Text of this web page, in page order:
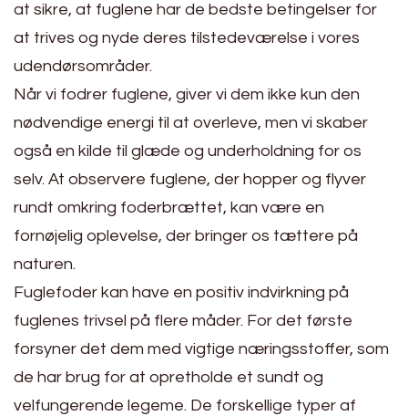
at sikre, at fuglene har de bedste betingelser for
at trives og nyde deres tilstedeværelse i vores
udendørsområder.
Når vi fodrer fuglene, giver vi dem ikke kun den
nødvendige energi til at overleve, men vi skaber
også en kilde til glæde og underholdning for os
selv. At observere fuglene, der hopper og flyver
rundt omkring foderbrættet, kan være en
fornøjelig oplevelse, der bringer os tættere på
naturen.
Fuglefoder kan have en positiv indvirkning på
fuglenes trivsel på flere måder. For det første
forsyner det dem med vigtige næringsstoffer, som
de har brug for at opretholde et sundt og
velfungerende legeme. De forskellige typer af